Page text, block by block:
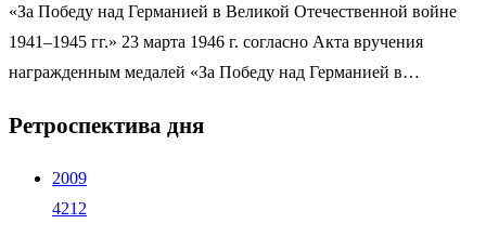
«За Победу над Германией в Великой Отечественной войне
1941–1945 гг.» 23 марта 1946 г. согласно Акта вручения
награжденным медалей «За Победу над Германией в…
Ретроспектива дня
2009
4212